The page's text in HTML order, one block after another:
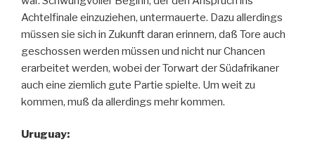
Achtelfinale einzuziehen, untermauerte. Dazu allerdings
müssen sie sich in Zukunft daran erinnern, daß Tore auch
geschossen werden müssen und nicht nur Chancen
erarbeitet werden, wobei der Torwart der Südafrikaner
auch eine ziemlich gute Partie spielte. Um weit zu
kommen, muß da allerdings mehr kommen.
Uruguay: